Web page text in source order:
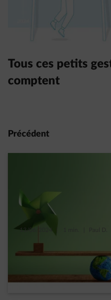
Tous ces petits
comptent
Précédent
13/06/2024
Alors les éoliennes,
votre empreinte